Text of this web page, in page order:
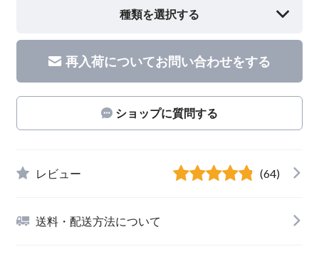
種類を選択する
再入荷についてお問い合わせをする
ショップに質問する
レビュー (64)
送料・配送方法について